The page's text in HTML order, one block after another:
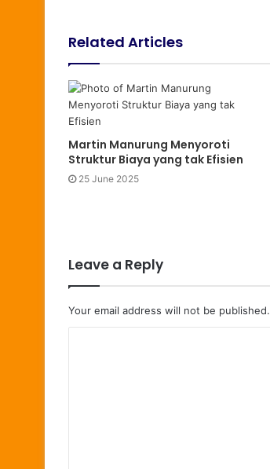
i
t
r
Related Articles
Martin Manurung Menyoroti
Struktur Biaya yang tak Efisien
25 June 2025
Leave a Reply
Your email address will not be published.